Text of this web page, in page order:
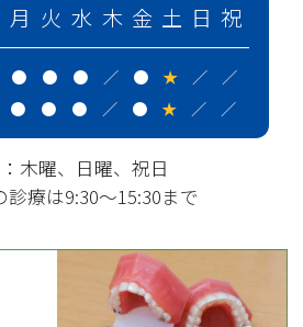
月 火 水 木 金 土 日 祝
● ● ● ／ ● ★ ／ ／
● ● ● ／ ● ★ ／ ／
木曜、日曜、祝日
診療は9:30～15:30まで